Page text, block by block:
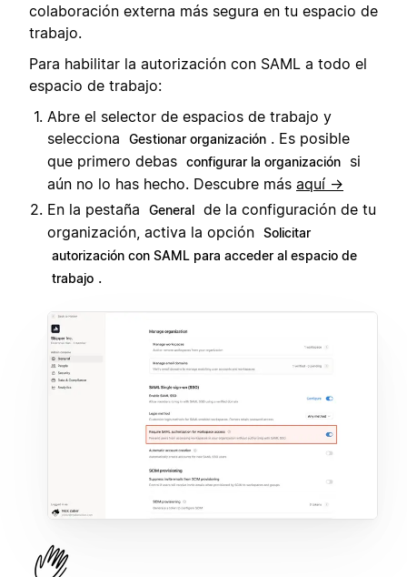
colaboración externa más segura en tu espacio de
trabajo.
Para habilitar la autorización con SAML a todo el
espacio de trabajo:
Abre el selector de espacios de trabajo y
selecciona
Gestionar organización . Es posible
que primero debas configurar la organización
si
aún no lo has hecho. Descubre más aquí →
En la pestaña
General de la configuración de tu
organización, activa la opción Solicitar
autorización con SAML para acceder al espacio de
trabajo .